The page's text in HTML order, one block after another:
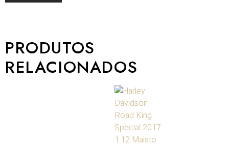
PRODUTOS
RELACIONADOS